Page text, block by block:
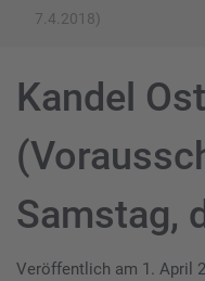
7.4.2018)
Kandel
Samstag,
Veröffentlich am 1. April